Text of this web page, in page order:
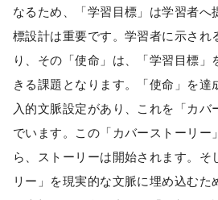
なるため、「学習目標」は学習者へ
標設計は重要です。学習者に示され
り、その「使命」は、「学習目標」
きる課題となります。「使命」を達
入的文脈設定があり、これを「カバ
でいます。この「カバーストーリー
ら、ストーリーは開始されます。そ
リー」を現実的な文脈に埋め込むた